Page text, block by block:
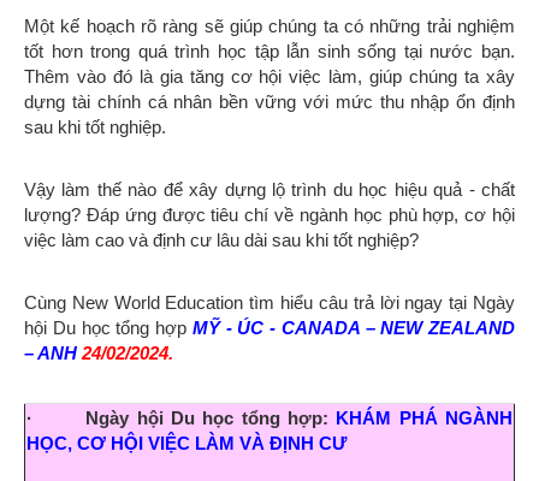
Một kế hoạch rõ ràng sẽ giúp chúng ta có những trải nghiệm
tốt hơn trong quá trình học tập lẫn sinh sống tại nước bạn.
Thêm vào đó là gia tăng cơ hội việc làm, giúp chúng ta xây
dựng tài chính cá nhân bền vững với mức thu nhập ổn định
sau khi tốt nghiệp.
Vậy làm thế nào để xây dựng lộ trình du học hiệu quả - chất
lượng? Đáp ứng được tiêu chí về ngành học phù hợp, cơ hội
việc làm cao và định cư lâu dài sau khi tốt nghiệp?
Cùng New World Education tìm hiểu câu trả lời ngay tại Ngày
hội Du học tổng hợp MỸ - ÚC - CANADA – NEW ZEALAND
– ANH 24/02/2024.
· Ngày hội Du học tổng hợp: KHÁM PHÁ NGÀNH
HỌC, CƠ HỘI VIỆC LÀM VÀ ĐỊNH CƯ